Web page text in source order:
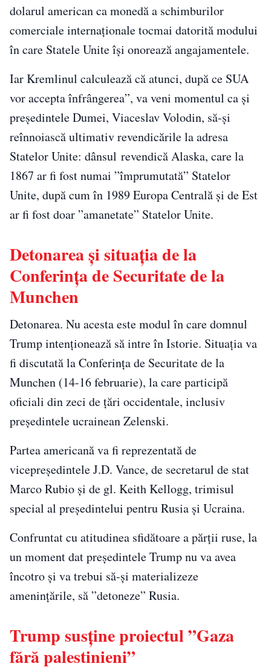
dolarul american ca monedă a schimburilor
comerciale internaționale tocmai datorită modului
în care Statele Unite își onorează angajamentele.
Iar Kremlinul calculează că atunci, după ce SUA
vor accepta înfrângerea”, va veni momentul ca și
președintele Dumei, Viaceslav Volodin, să-și
reînnoiască ultimativ revendicările la adresa
Statelor Unite: dânsul revendică Alaska, care la
1867 ar fi fost numai ”împrumutată” Statelor
Unite, după cum în 1989 Europa Centrală și de Est
ar fi fost doar ”amanetate” Statelor Unite.
Detonarea și situația de la
Conferința de Securitate de la
Munchen
Detonarea. Nu acesta este modul în care domnul
Trump intenționează să intre în Istorie. Situația va
fi discutată la Conferința de Securitate de la
Munchen (14-16 februarie), la care participă
oficiali din zeci de țări occidentale, inclusiv
președintele ucrainean Zelenski.
Partea americană va fi reprezentată de
vicepreședintele J.D. Vance, de secretarul de stat
Marco Rubio și de gl. Keith Kellogg, trimisul
special al președintelui pentru Rusia şi Ucraina.
Confruntat cu atitudinea sfidătoare a părții ruse, la
un moment dat președintele Trump nu va avea
încotro și va trebui să-și materializeze
amenințările, să ”detoneze” Rusia.
Trump susține proiectul ”Gaza
fără palestinieni”